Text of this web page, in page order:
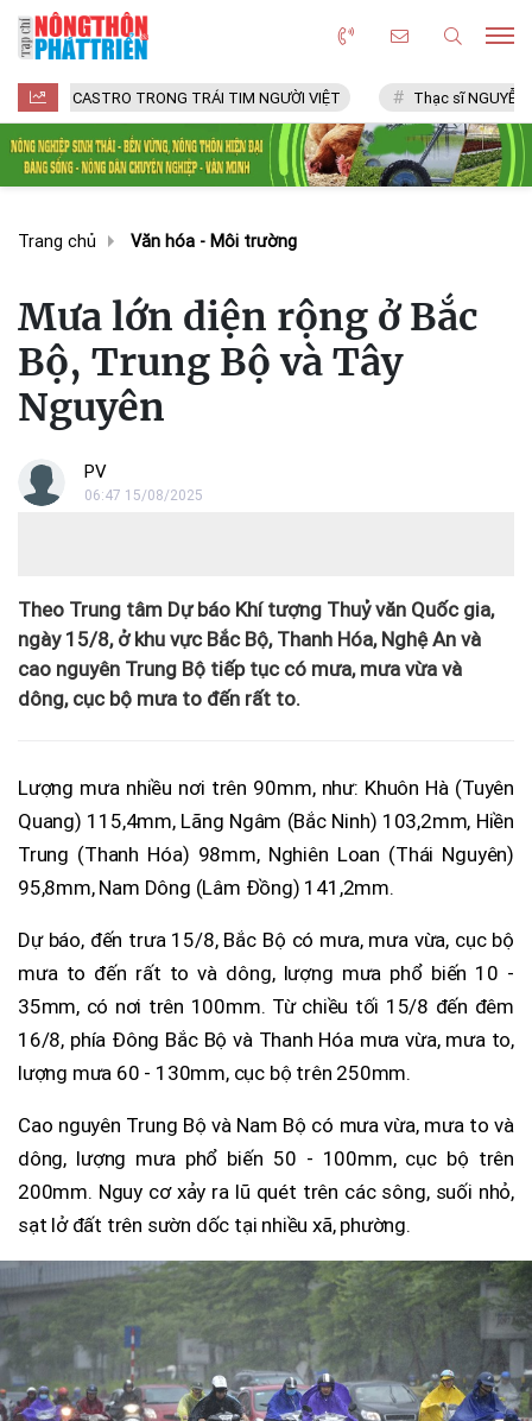
TRONG TRÁI TIM NGƯỜI VIỆT Thạc sĩ NGUYỄN VĂN CHÍ
Trang chủ Văn hóa - Môi trường
Mưa lớn diện rộng ở Bắc
Bộ, Trung Bộ và Tây
Nguyên
PV
06:47 15/08/2025
Theo Trung tâm Dự báo Khí tượng Thuỷ văn Quốc gia,
ngày 15/8, ở khu vực Bắc Bộ, Thanh Hóa, Nghệ An và
cao nguyên Trung Bộ tiếp tục có mưa, mưa vừa và
dông, cục bộ mưa to đến rất to.
Lượng mưa nhiều nơi trên 90mm, như: Khuôn Hà (Tuyên
Quang) 115,4mm, Lãng Ngâm (Bắc Ninh) 103,2mm, Hiền
Trung (Thanh Hóa) 98mm, Nghiên Loan (Thái Nguyên)
95,8mm, Nam Dông (Lâm Đồng) 141,2mm.
Dự báo, đến trưa 15/8, Bắc Bộ có mưa, mưa vừa, cục bộ
mưa to đến rất to và dông, lượng mưa phổ biến 10 -
35mm, có nơi trên 100mm. Từ chiều tối 15/8 đến đêm
16/8, phía Đông Bắc Bộ và Thanh Hóa mưa vừa, mưa to,
lượng mưa 60 - 130mm, cục bộ trên 250mm.
Cao nguyên Trung Bộ và Nam Bộ có mưa vừa, mưa to và
dông, lượng mưa phổ biến 50 - 100mm, cục bộ trên
200mm. Nguy cơ xảy ra lũ quét trên các sông, suối nhỏ,
sạt lở đất trên sườn dốc tại nhiều xã, phường.